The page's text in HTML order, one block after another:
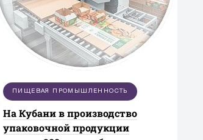
ПИЩЕВАЯ ПРОМЫШЛЕННОСТЬ
На Кубани в производство
упаковочной продукции